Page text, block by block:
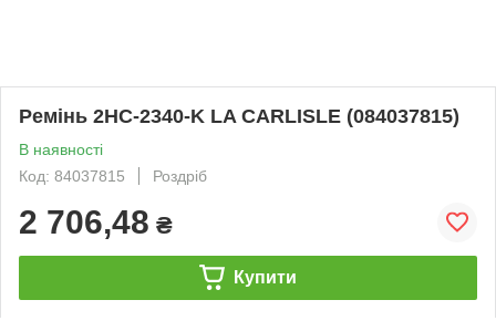
Ремінь 2НС-2340-K LA CARLISLE (084037815)
В наявності
Код: 84037815
Роздріб
2 706,48 ₴
Купити